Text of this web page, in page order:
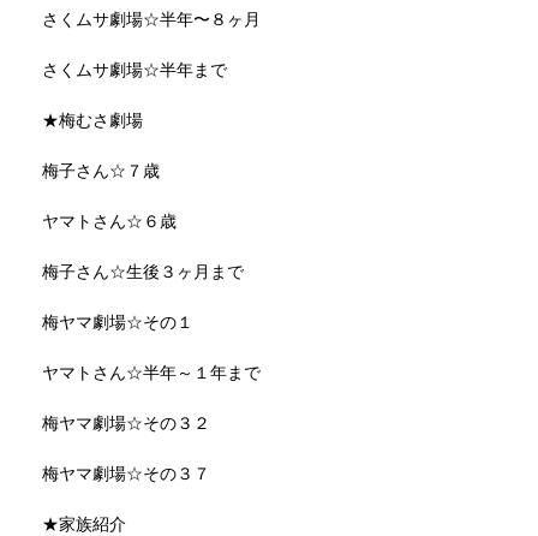
さくムサ劇場☆半年〜８ヶ月
さくムサ劇場☆半年まで
★梅むさ劇場
梅子さん☆７歳
ヤマトさん☆６歳
梅子さん☆生後３ヶ月まで
梅ヤマ劇場☆その１
ヤマトさん☆半年～１年まで
梅ヤマ劇場☆その３２
梅ヤマ劇場☆その３７
★家族紹介